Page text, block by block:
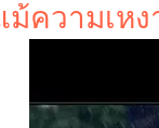
ม้ความเห